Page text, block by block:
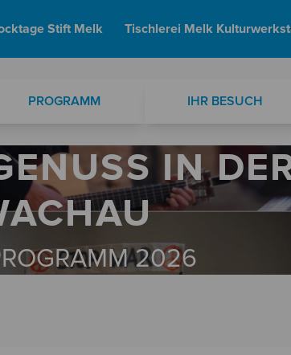
Stift Melk Tischlerei Melk
PROGRAMM IHR BESUCH
IN
2026